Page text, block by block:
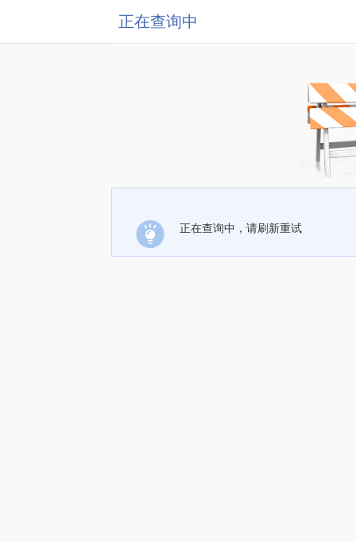
正在查询中
正在查询中，请刷新重试